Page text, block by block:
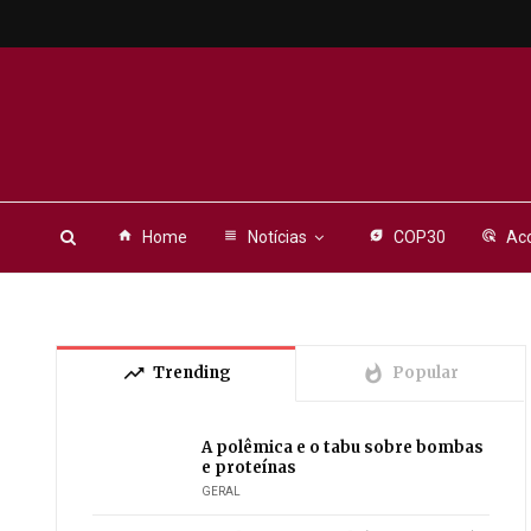
home Home view_headline Notícias energy_savings_leaf COP30 ads_click
trending_up Trending whatshot Popular
A polêmica e o tabu sobre bombas
e proteínas
GERAL